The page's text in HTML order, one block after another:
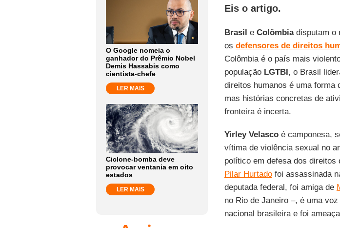
O Google nomeia o
ganhador do Prêmio Nobel
Demis Hassabis como
cientista-chefe
LER MAIS
Ciclone-bomba deve
provocar ventania em oito
estados
LER MAIS
Eis o artigo.
Brasil e Colômbiadisputam o
os defensores de direitos
Colômbia é o país mais
população LGTBI, o Brasil
direitos humanos é uma
mas histórias concretas de
fronteira é incerta.
Yirley Velascoé camponesa,
vítima de violência sexual no
político em defesa dos direitos
Pilar Hurtadofoi assassinada
deputada federal, foi amiga de
no Rio de Janeiro –, é uma
nacional brasileira e foi